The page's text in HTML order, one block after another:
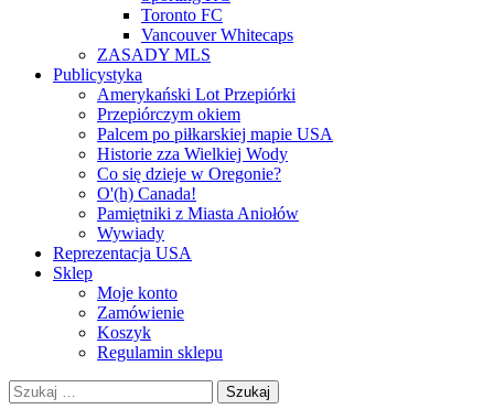
Toronto FC
Vancouver Whitecaps
ZASADY MLS
Publicystyka
Amerykański Lot Przepiórki
Przepiórczym okiem
Palcem po piłkarskiej mapie USA
Historie zza Wielkiej Wody
Co się dzieje w Oregonie?
O'(h) Canada!
Pamiętniki z Miasta Aniołów
Wywiady
Reprezentacja USA
Sklep
Moje konto
Zamówienie
Koszyk
Regulamin sklepu
Szukaj: